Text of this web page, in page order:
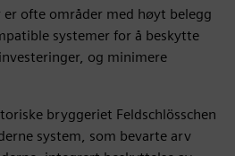
ofte områder med høyt belegg
systemer for å beskytte
og minimere
bryggeriet Feldschlösschen
system, som bevarte arv